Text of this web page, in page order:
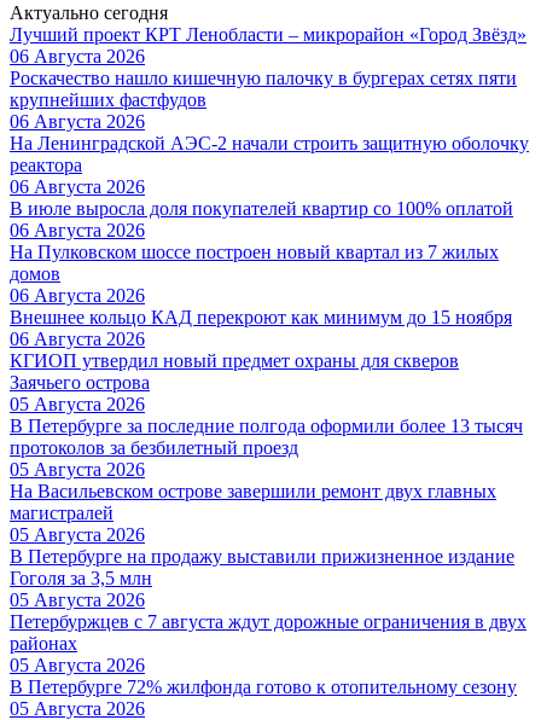
Актуально сегодня
Лучший проект КРТ Ленобласти – микрорайон «Город Звёзд»
06 Августа 2026
Роскачество нашло кишечную палочку в бургерах сетях пяти
крупнейших фастфудов
06 Августа 2026
На Ленинградской АЭС-2 начали строить защитную оболочку
реактора
06 Августа 2026
В июле выросла доля покупателей квартир со 100% оплатой
06 Августа 2026
На Пулковском шоссе построен новый квартал из 7 жилых
домов
06 Августа 2026
Внешнее кольцо КАД перекроют как минимум до 15 ноября
06 Августа 2026
КГИОП утвердил новый предмет охраны для скверов
Заячьего острова
05 Августа 2026
В Петербурге за последние полгода оформили более 13 тысяч
протоколов за безбилетный проезд
05 Августа 2026
На Васильевском острове завершили ремонт двух главных
магистралей
05 Августа 2026
В Петербурге на продажу выставили прижизненное издание
Гоголя за 3,5 млн
05 Августа 2026
Петербуржцев с 7 августа ждут дорожные ограничения в двух
районах
05 Августа 2026
В Петербурге 72% жилфонда готово к отопительному сезону
05 Августа 2026